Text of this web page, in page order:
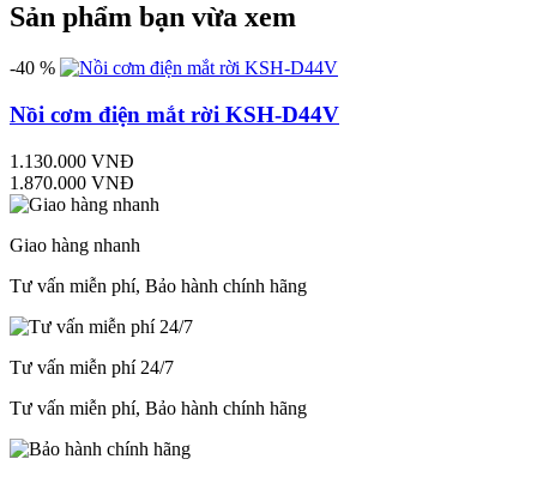
Sản phẩm bạn vừa xem
-40 %
Nồi cơm điện mắt rời KSH-D44V
1.130.000 VNĐ
1.870.000 VNĐ
Giao hàng nhanh
Tư vấn miễn phí, Bảo hành chính hãng
Tư vấn miễn phí 24/7
Tư vấn miễn phí, Bảo hành chính hãng